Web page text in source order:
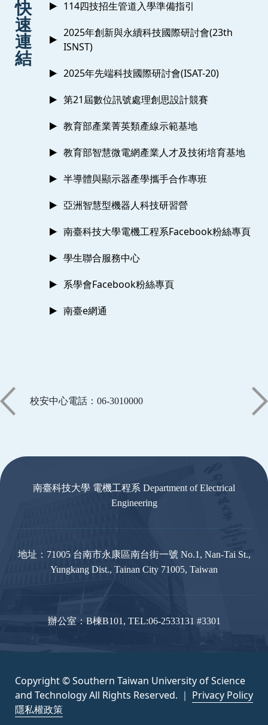
快
速
連
結
114四技招生管道入學準備指引
2025年創新與永續科技國際研討會(23th
ISNST)
2025年先端科技國際研討會(ISAT-20)
第21屆數位訊號處理創思設計競賽
教育部產業菁英類產線示範基地
教育部智慧微電網產業人才及技術培育基地
半導體與顯示器產學攜手合作專班
亞洲智慧型機器人科技研習營
南臺科技大學電機工程系Facebook粉絲專頁
學生聯合服務中心
系學會Facebook粉絲專頁
南臺e網通
校安中心電話：06-3010000
南臺科技大學 電機工程系 Department of Electrical
Engineering
地址：71005 台南市永康區南台街一號 No.1, Nan-Tai St.,
Yungkang Dist., Tainan City 71005, Taiwan
辦公室：B棟B101, TEL:06-2533131 #3301
Copyright © Southern Taiwan University of Science
and Technology All Rights Reserved. ｜ Privacy Policy
隱私權政策